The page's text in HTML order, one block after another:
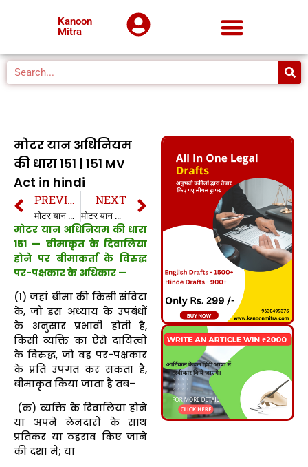
Kanoon
Mitra
मोटर यान अधिनियम
की धारा 151 | 151 MV
Act in hindi
PREVIOUS
मोटर यान अधिनियम की धारा 150 | 150 MV Act in hindi
NEXT
मोटर यान अधिनियम की धारा 152 | 152 MV Act in hindi
मोटर यान अधिनियम की धारा
151 — बीमाकृत के दिवालिया
होने पर बीमाकर्ता के विरुद्ध
पर-पक्षकार के अधिकार —
(1) जहां बीमा की किसी संविदा
के, जो इस अध्याय के उपबंधों
के अनुसार प्रभावी होती है,
किसी व्यक्ति का ऐसे दायित्वों
के विरुद्ध, जो वह पर-पक्षकार
के प्रति उपगत कर सकता है,
बीमाकृत किया जाता है तब–
(क) व्यक्ति के दिवालिया होने
या अपने लेनदारों के साथ
प्रतिकर या ठहराव किए जाने
की दशा में; या